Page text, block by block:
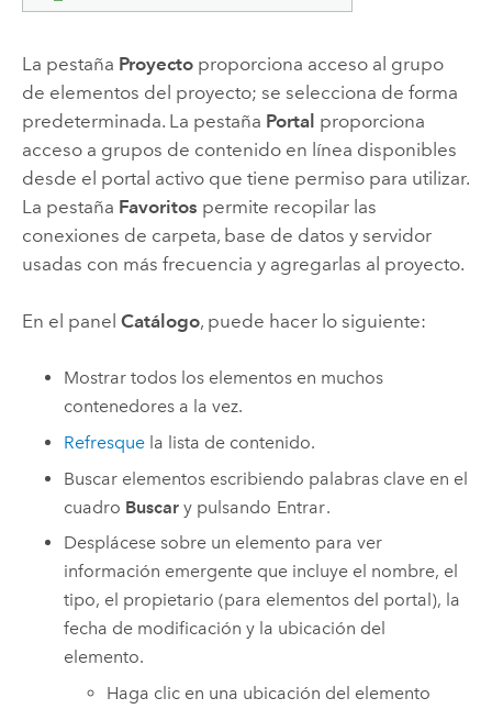
La pestaña Proyectoproporciona acceso al grupo
de elementos del proyecto; se selecciona de forma
predeterminada. La pestaña Portal proporciona
acceso a grupos de contenido en línea disponibles
desde el portal activo que tiene permiso para utilizar.
La pestaña Favoritos permite recopilar las
conexiones de carpeta, base de datos y servidor
usadas con más frecuencia y agregarlas al proyecto.
En el panel Catálogo, puede hacer lo siguiente:
Mostrar todos los elementos en muchos
contenedores a la vez.
Refresque la lista de contenido.
Buscar elementos escribiendo palabras clave en el
cuadro Buscar y pulsando Entrar.
Desplácese sobre un elemento para ver
información emergente que incluye el nombre, el
tipo, el propietario (para elementos del portal), la
fecha de modificación y la ubicación del
elemento.
Haga clic en una ubicación del elemento